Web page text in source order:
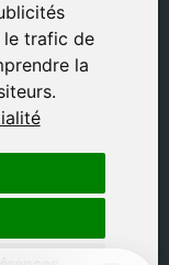
le trafic de
la
le trafic de
la
Viejo,